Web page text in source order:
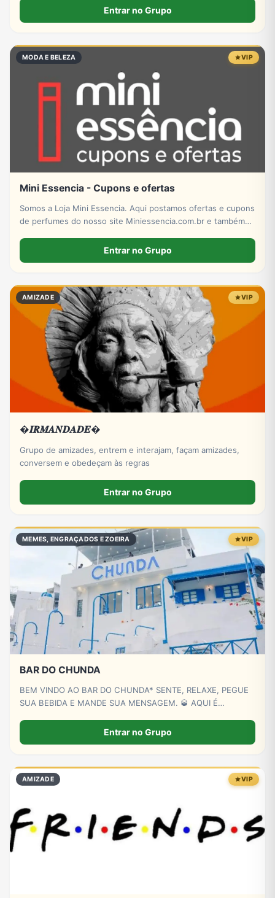
Entrar no Grupo
MODA E BELEZA VIP
Mini Essencia - Cupons e ofertas
Somos a Loja Mini Essencia. Aqui postamos ofertas e cupons
de perfumes do nosso site Miniessencia.com.br e também
Entrar no Grupo
AMIZADE VIP
�𝑰𝑹𝑴𝑨𝑵𝑫𝑨𝑫𝑬�
Grupo de amizades, entrem e interajam, façam amizades,
conversem e obedeçam às regras
Entrar no Grupo
MEMES, ENGRAÇADOS E ZOEIRA VIP
BAR DO CHUNDA
BEM VINDO AO BAR DO CHUNDA* SENTE, RELAXE, PEGUE
SUA BEBIDA E MANDE SUA MENSAGEM. 🥃 AQUI É
MANDAR LINK DE COISA TENDENCIOSA, TODO RESTO E DE
Entrar no Grupo
AMIZADE VIP